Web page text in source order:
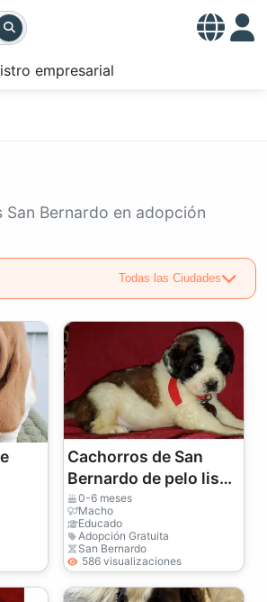
empresarial
Bernardo en adopción
Todas las Ciudades
Cachorros de San
Bernardo de pelo liso
y áspero
0-6 meses
Macho
Educado
Adopción Gratuita
San Bernardo
586 visualizaciones